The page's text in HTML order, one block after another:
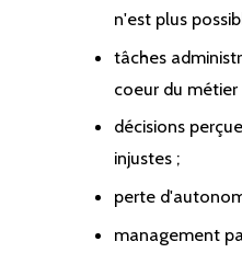
n'est plus
tâches
coeur du métier
décisions
injustes ;
perte
management